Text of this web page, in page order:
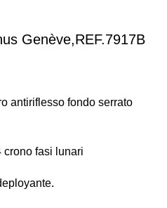
Genève,REF.7917B
antiriflesso fondo serrato
crono fasi lunari